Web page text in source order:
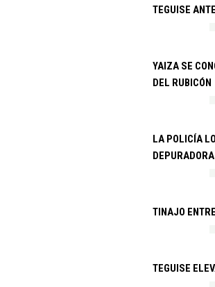
TEGUISE
YAIZA SE
DEL RUBICÓN
LA POLICÍA
TINAJO
TEGUISE